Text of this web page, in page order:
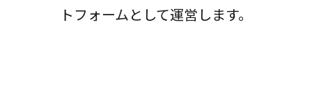
トフォームとして運営します。